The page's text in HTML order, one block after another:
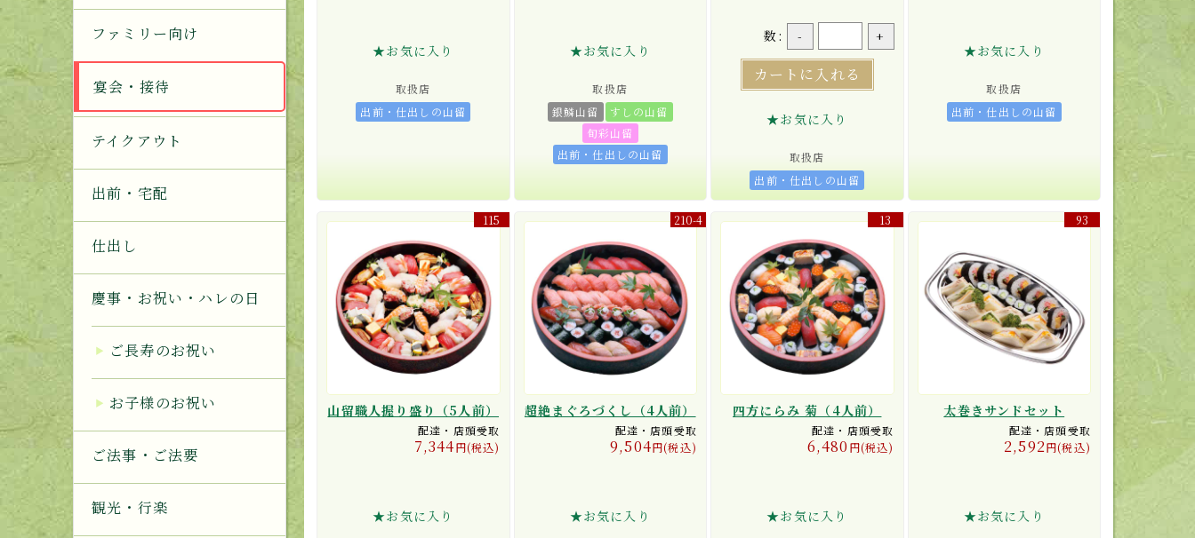
ファミリー向け
宴会・接待
テイクアウト
出前・宅配
仕出し
慶事・お祝い・ハレの日
ご長寿のお祝い
お子様のお祝い
ご法事・ご法要
観光・行楽
★お気に入り
取扱店
出前・仕出しの山留
★お気に入り
取扱店
銀鱗山留
すしの山留
旬彩山留
出前・仕出しの山留
数: - +
カートに入れる
★お気に入り
取扱店
出前・仕出しの山留
★お気に入り
取扱店
出前・仕出しの山留
115
山留職人握り盛り（5人前）
配達・店頭受取
7,344円(税込)
★お気に入り
210-4
超絶まぐろづくし（4人前）
配達・店頭受取
9,504円(税込)
★お気に入り
13
四方にらみ 菊（4人前）
配達・店頭受取
6,480 円(税込)
★お気に入り
93
太巻きサンドセット
配達・店頭受取
2,592円(税込)
★お気に入り